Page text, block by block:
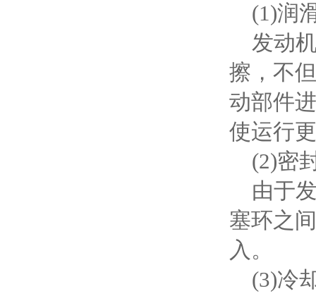
(1)润
发动机
擦，不
动部件
使运行
(2)密
由于发
塞环之
入。
(3)冷